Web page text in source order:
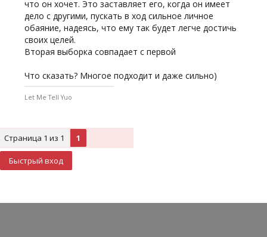
что он хочет. Это заставляет его, когда он имеет
дело с другими, пускать в ход сильное личное
обаяние, надеясь, что ему так будет легче достичь
своих целей.
Вторая выборка совпадает с первой
Что сказать? Многое подходит и даже сильно)
Let Me Tell Yuo
Страница 1 из 1 1